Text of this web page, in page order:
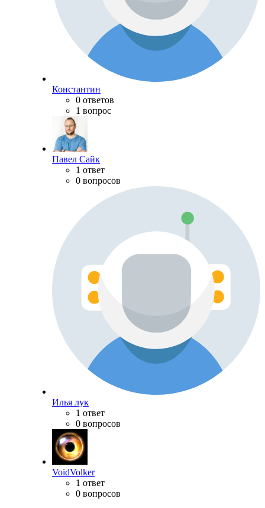
Константин
0 ответов
1 вопрос
Павел Сайк
1 ответ
0 вопросов
Илья лук
1 ответ
0 вопросов
VoidVolker
1 ответ
0 вопросов